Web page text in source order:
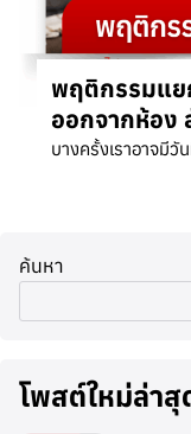
พฤติกรรมแย
ออกจากห้อง
ค้นหา
โพสต์ใหม่ล่าสุ